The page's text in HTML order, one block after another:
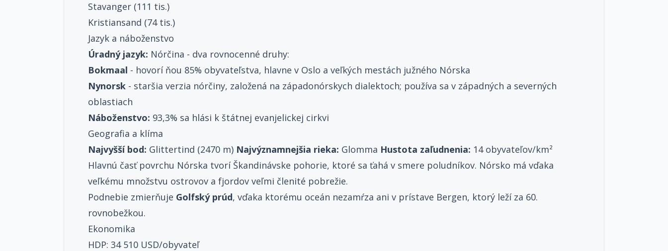
Stavanger (111 tis.)
Kristiansand (74 tis.)
Jazyk a náboženstvo
Úradný jazyk: Nórčina - dva rovnocenné druhy:
Bokmaal - hovorí ňou 85% obyvateľstva, hlavne v Oslo a veľkých mestách južného Nórska
Nynorsk - staršia verzia nórčiny, založená na západonórskych dialektoch; používa sa v západných a severných
oblastiach
Náboženstvo: 93,3% sa hlási k štátnej evanjelickej cirkvi
Geografia a klíma
Najvyšší bod: Glittertind (2470 m) Najvýznamnejšia rieka: Glomma Hustota zaľudnenia: 14 obyvateľov/km²
Hlavnú časť povrchu Nórska tvorí Škandinávske pohorie, ktoré sa ťahá v smere poludníkov. Nórsko má vďaka
veľkému množstvu ostrovov a fjordov veľmi členité pobrežie.
Podnebie zmierňuje Golfský prúd, vďaka ktorému oceán nezamŕza ani v prístave Bergen, ktorý leží za 60.
rovnobežkou.
Ekonomika
HDP: 34 510 USD/obyvateľ